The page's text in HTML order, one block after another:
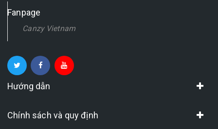
Fanpage
Canzy Vietnam
Hướng dẫn
Chính sách và quy định